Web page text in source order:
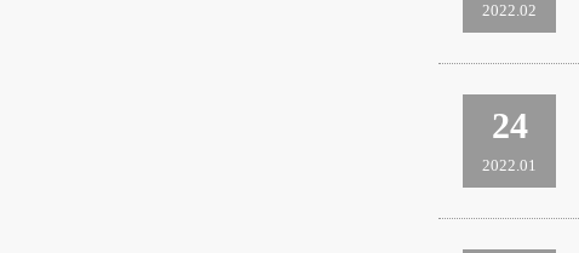
2022.02
24
2022.01